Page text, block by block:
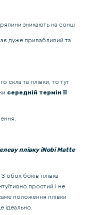
зникають на сонці
дуже привабливий та
скла та плівки, то тут
середній термін її
плівку iNobi Matte
обох боків плівка
простий і не
положення плівки
ідеально.